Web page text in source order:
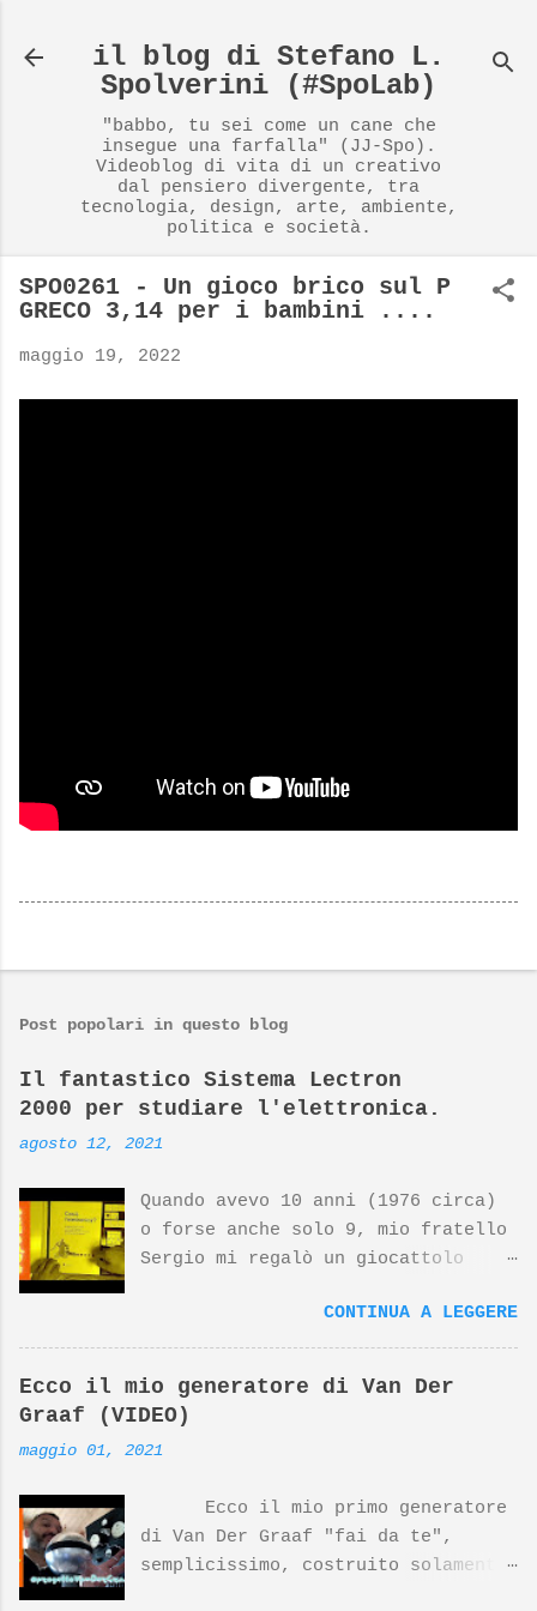
il blog di Stefano L.
Spolverini (#SpoLab)
"babbo, tu sei come un cane che
insegue una farfalla" (JJ-Spo).
Videoblog di vita di un creativo
dal pensiero divergente, tra
tecnologia, design, arte, ambiente,
politica e società.
SPO0261 - Un gioco brico sul P
GRECO 3,14 per i bambini ....
maggio 19, 2022
Post popolari in questo blog
Il fantastico Sistema Lectron
2000 per studiare l'elettronica.
agosto 12, 2021
Quando avevo 10 anni (1976 circa)
o forse anche solo 9, mio fratello
Sergio mi regalò un giocattolo
sistema per studiare l'elettronica
giocando. Nato dalla mente
geniale di Georghe Gregor e dal
design di Dieter Rams (top
designer della Braun) questo
prodotto si è meritato negli anni
prodotto Lectron 2000, insieme ad
altri prodotti Braun disegnati da
Dieter Rams, sono esposti al MoMa
CONTINUA A LEGGERE
Ecco il mio generatore di Van Der
Graaf (VIDEO)
maggio 01, 2021
Ecco il mio primo generatore
di Van Der Graaf "fai da te",
semplicissimo, costruito solamente